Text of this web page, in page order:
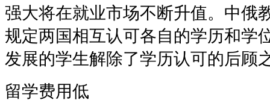
强大将在就业市场不断升值。中俄
规定两国相互认可各自的学历和学
发展的学生解除了学历认可的后顾
留学费用低